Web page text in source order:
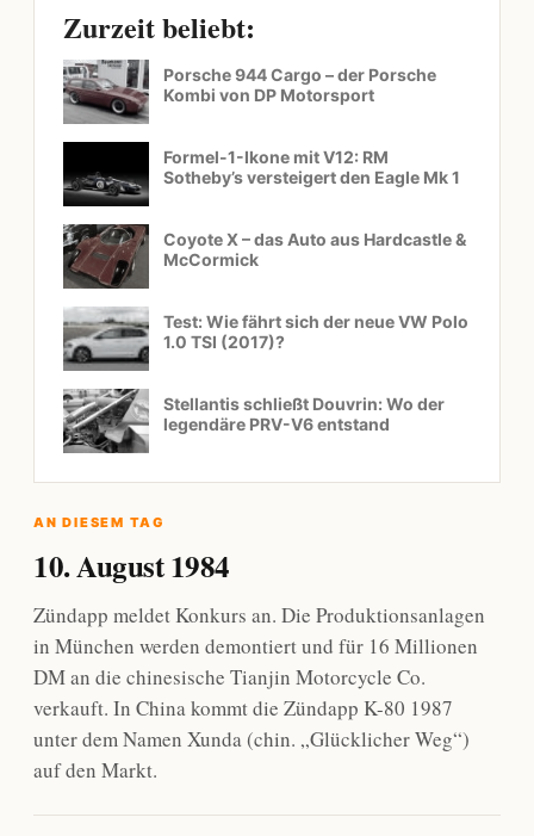
Zurzeit beliebt:
Porsche 944 Cargo – der Porsche
Kombi von DP Motorsport
Formel-1-Ikone mit V12: RM
Sotheby’s versteigert den Eagle Mk 1
Coyote X – das Auto aus Hardcastle &
McCormick
Test: Wie fährt sich der neue VW Polo
1.0 TSI (2017)?
Stellantis schließt Douvrin: Wo der
legendäre PRV-V6 entstand
AN DIESEM TAG
10. August 1984
Zündapp meldet Konkurs an. Die Produktionsanlagen
in München werden demontiert und für 16 Millionen
DM an die chinesische Tianjin Motorcycle Co.
verkauft. In China kommt die Zündapp K-80 1987
unter dem Namen Xunda (chin. „Glücklicher Weg“)
auf den Markt.